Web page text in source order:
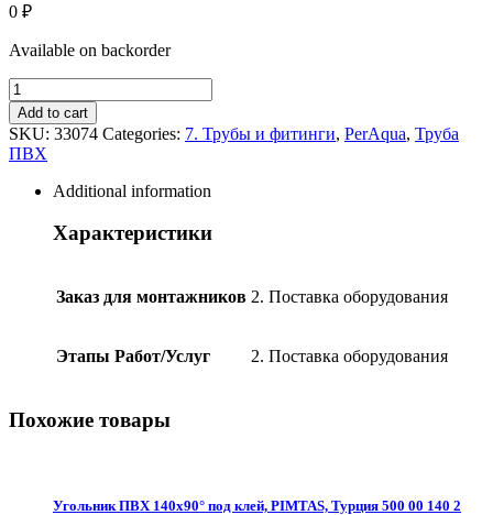
0 ₽
Available on backorder
Комплект
труб
d48,4
мм
с
муфтами,
белый,
Add to cart
SKU: 33074 Categories: 7. Трубы и фитинги, PerAqua, Труба
ПВХ
Additional information
Характеристики
Заказ для монтажников 2. Поставка оборудования
Этапы Работ/Услуг 2. Поставка оборудования
Похожие товары
Угольник ПВХ 140х90° под клей, PIMTAS, Турция 500 00 140 2